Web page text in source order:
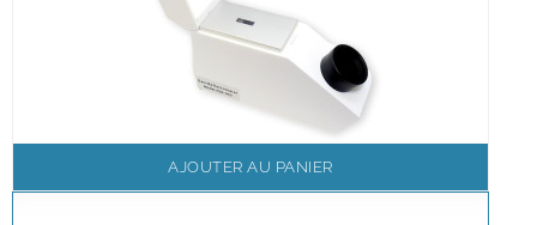
AJOUTER AU PANIER